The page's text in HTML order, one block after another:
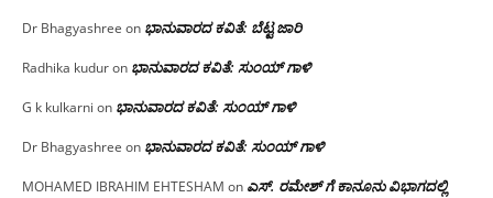
Dr Bhagyashree on ಭಾನುವಾರದ ಕವಿತೆ: ಬೆಟ್ಟ ಜಾರಿ
Radhika kuduron ಭಾನುವಾರದ ಕವಿತೆ: ಸುಂಯ್ ಗಾಳಿ
G k kulkarni on ಭಾನುವಾರದ ಕವಿತೆ: ಸುಂಯ್ ಗಾಳಿ
Dr Bhagyashree on ಭಾನುವಾರದ ಕವಿತೆ: ಸುಂಯ್ ಗಾಳಿ
MOHAMED IBRAHIM EHTESHAM on ಎಸ್. ರಮೇಶ್ ಗೆ ಕಾನೂನು ವಿಭಾಗದಲ್ಲಿ